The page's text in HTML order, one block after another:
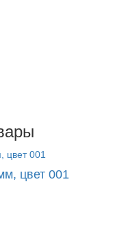
цвет 001